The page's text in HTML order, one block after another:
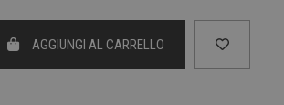
AGGIUNGI AL CARRELLO